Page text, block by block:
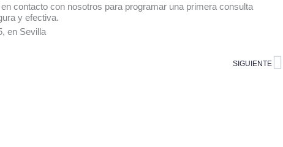
contacto con nosotros para programar una primera consulta
y efectiva.
en Sevilla
SIGUIENTE